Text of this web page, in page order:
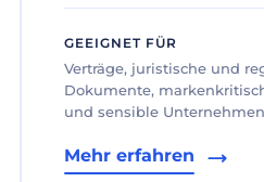
GEEIGNET FÜR
Verträge, juristische und
Dokumente,
und sensible
Mehr erfahren